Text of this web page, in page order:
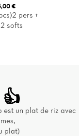
€
pers +
softs
est un plat de riz avec
plat)